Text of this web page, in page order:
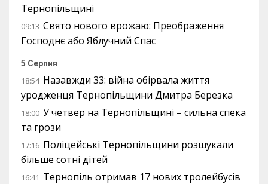
Тернопільщині
09:13 Свято нового врожаю: Преображення
Господнє або Яблучний Спас
5 Серпня
18:54 Назавжди 33: війна обірвала життя
уродженця Тернопільщини Дмитра Березка
18:00 У четвер на Тернопільщині – сильна спека
та грози
17:16 Поліцейські Тернопільщини розшукали
більше сотні дітей
16:41 Тернопіль отримав 17 нових тролейбусів